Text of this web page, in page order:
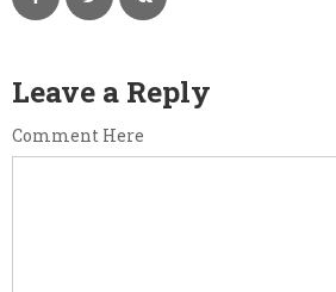
Leave a Reply
Comment Here